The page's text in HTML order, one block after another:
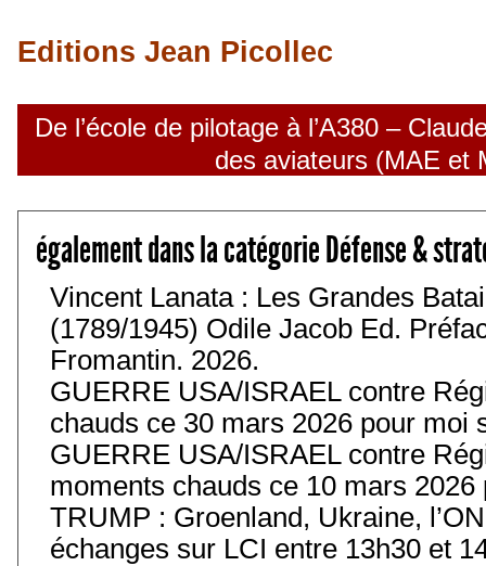
Editions Jean Picollec
De l’école de pilotage à l’A380 –
des aviateurs (MAE et
également dans la catégorie Défense &
Vincent Lanata : Les Grandes
(1789/1945) Odile Jacob Ed.
Fromantin. 2026.
GUERRE USA/ISRAEL contre
chauds ce 30 mars 2026 pour moi
GUERRE USA/ISRAEL contre
moments chauds ce 10 mars
TRUMP : Groenland, Ukraine,
échanges sur LCI entre 13h30 et